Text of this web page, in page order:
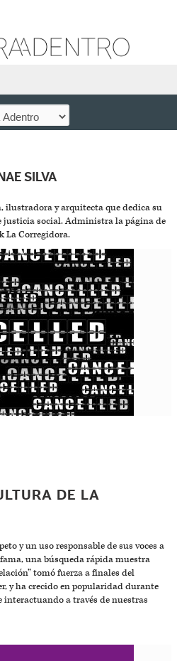
SILVA
ilustradora y arquitecta que dedica su
justicia social. Administra la página de
La Corregidora.
DE LA
y un uso responsable de sus voces a
una búsqueda rápida muestra
tomó fuerza a finales del
y ha crecido en popularidad durante
a través de nuestras